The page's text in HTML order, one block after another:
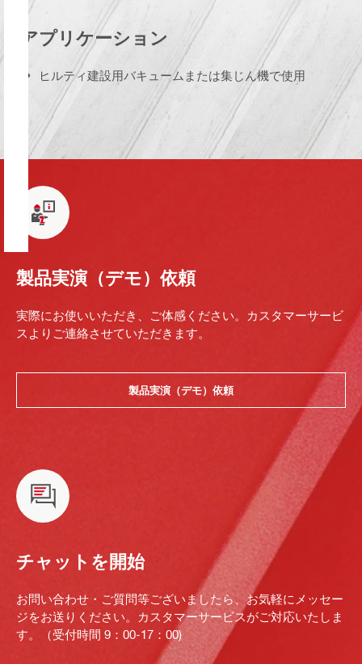
アプリケーション
ヒルティ建設用バキュームまたは集じん機で使用
製品実演（デモ）依頼
実際にお使いいただき、ご体感ください。カスタマーサービ
スよりご連絡させていただきます。
製品実演（デモ）依頼
チャットを開始
お問い合わせ・ご質問等ございましたら、お気軽にメッセー
ジをお送りください。カスタマーサービスがご対応いたしま
す。（受付時間 9：00-17：00)